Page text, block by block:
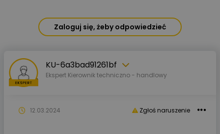
Zaloguj się, żeby odpowiedzieć
KU-6a3bad91261bf
Ekspert Kierownik techniczno - handlowy
Zgłoś naruszenie
12.03.2024